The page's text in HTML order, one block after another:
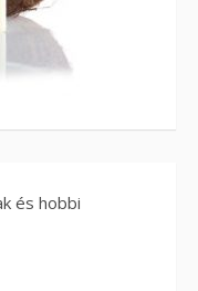
és hobbi